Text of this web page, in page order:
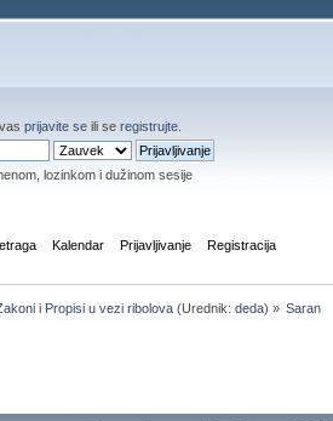
prijavite se ili se registrujte
lozinkom i dužinom sesije
Kalendar Prijavljivanje Registracija
i Propisi u vezi ribolova(Urednik: deda) » Saran